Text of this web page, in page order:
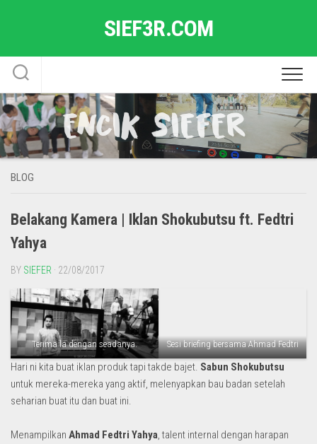
SIEF3R.COM
BLOG
Belakang Kamera | Iklan Shokubutsu ft. Fedtri
Yahya
BY SIEFER · 22/08/2017
Terima la dengan seadanya. Sesi briefing bersama Ahmad Fedtri
Hari ni kita buat iklan produk tapi takde bajet. Sabun Shokubutsu
untuk mereka-mereka yang aktif, melenyapkan bau badan setelah
seharian buat itu dan buat ini.
Menampilkan Ahmad Fedtri Yahya , talent internal dengan harapan